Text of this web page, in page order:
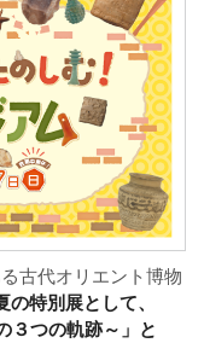
古代オリエント博物
特別展として、
３つの軌跡～」と